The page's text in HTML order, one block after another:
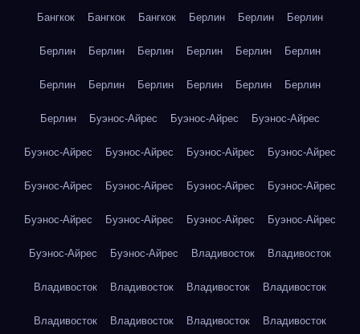
Бангкок Бангкок Бангкок Берлин Берлин Берлин
Берлин Берлин Берлин Берлин Берлин Берлин
Берлин Берлин Берлин Берлин Берлин Берлин
Берлин Буэнос-Айрес Буэнос-Айрес Буэнос-Айрес
Буэнос-Айрес Буэнос-Айрес Буэнос-Айрес Буэнос-Айрес
Буэнос-Айрес Буэнос-Айрес Буэнос-Айрес Буэнос-Айрес
Буэнос-Айрес Буэнос-Айрес Буэнос-Айрес Буэнос-Айрес
Буэнос-Айрес Буэнос-Айрес Владивосток Владивосток
Владивосток Владивосток Владивосток Владивосток
Владивосток Владивосток Владивосток Владивосток